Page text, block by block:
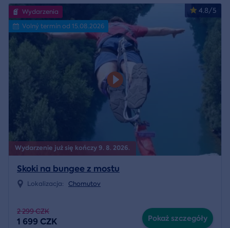
Wydarzenie już się kończy 9. 8. 2026.
4.8/5
Wydarzenia
Volný termín od 15.08.2026
Skoki na bungee z mostu
Lokalizacja: Chomutov
2 299 CZK
1 699 CZK Pokaż szczegóły